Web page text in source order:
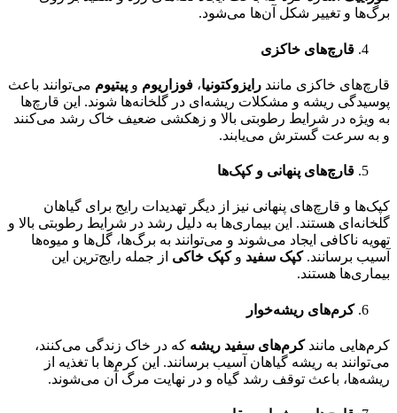
برگ‌ها و تغییر شکل آن‌ها می‌شود.
قارچ‌های خاکزی
قارچ‌های خاکزی مانند رایزوکتونیا، فوزاریوم و پیتیوم می‌توانند باعث
پوسیدگی ریشه و مشکلات ریشه‌ای در گلخانه‌ها شوند. این قارچ‌ها
به ویژه در شرایط رطوبتی بالا و زهکشی ضعیف خاک رشد می‌کنند
و به سرعت گسترش می‌یابند.
قارچ‌های پنهانی و کپک‌ها
کپک‌ها و قارچ‌های پنهانی نیز از دیگر تهدیدات رایج برای گیاهان
گلخانه‌ای هستند. این بیماری‌ها به دلیل رشد در شرایط رطوبتی بالا و
تهویه ناکافی ایجاد می‌شوند و می‌توانند به برگ‌ها، گل‌ها و میوه‌ها
آسیب برسانند. کپک سفید و کپک خاکی از جمله رایج‌ترین این
بیماری‌ها هستند.
کرم‌های ریشه‌خوار
کرم‌هایی مانندکرم‌های سفید ریشه که در خاک زندگی می‌کنند،
می‌توانند به ریشه گیاهان آسیب برسانند. این کرم‌ها با تغذیه از
ریشه‌ها، باعث توقف رشد گیاه و در نهایت مرگ آن می‌شوند.